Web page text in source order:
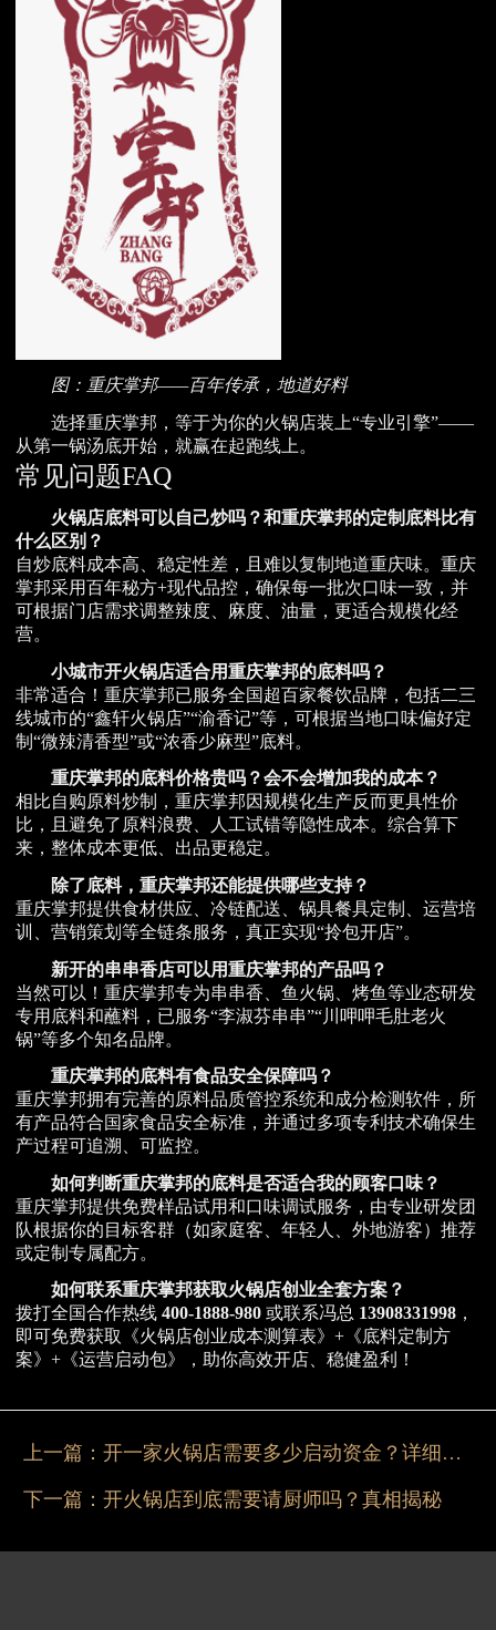
图：重庆掌邦——百年传承，地道好料
选择重庆掌邦，等于为你的火锅店装上“专业引擎”——
从第一锅汤底开始，就赢在起跑线上。
常见问题FAQ
火锅店底料可以自己炒吗？和重庆掌邦的定制底料比有
什么区别？
自炒底料成本高、稳定性差，且难以复制地道重庆味。重庆
掌邦采用百年秘方+现代品控，确保每一批次口味一致，并
可根据门店需求调整辣度、麻度、油量，更适合规模化经
营。
小城市开火锅店适合用重庆掌邦的底料吗？
非常适合！重庆掌邦已服务全国超百家餐饮品牌，包括二三
线城市的“鑫轩火锅店”“渝香记”等，可根据当地口味偏好定
制“微辣清香型”或“浓香少麻型”底料。
重庆掌邦的底料价格贵吗？会不会增加我的成本？
相比自购原料炒制，重庆掌邦因规模化生产反而更具性价
比，且避免了原料浪费、人工试错等隐性成本。综合算下
来，整体成本更低、出品更稳定。
除了底料，重庆掌邦还能提供哪些支持？
重庆掌邦提供食材供应、冷链配送、锅具餐具定制、运营培
训、营销策划等全链条服务，真正实现“拎包开店”。
新开的串串香店可以用重庆掌邦的产品吗？
当然可以！重庆掌邦专为串串香、鱼火锅、烤鱼等业态研发
专用底料和蘸料，已服务“李淑芬串串”“川呷呷毛肚老火
锅”等多个知名品牌。
重庆掌邦的底料有食品安全保障吗？
重庆掌邦拥有完善的原料品质管控系统和成分检测软件，所
有产品符合国家食品安全标准，并通过多项专利技术确保生
产过程可追溯、可监控。
如何判断重庆掌邦的底料是否适合我的顾客口味？
重庆掌邦提供免费样品试用和口味调试服务，由专业研发团
队根据你的目标客群（如家庭客、年轻人、外地游客）推荐
或定制专属配方。
如何联系重庆掌邦获取火锅店创业全套方案？
拨打全国合作热线 400-1888-980 或联系冯总 13908331998 ，
即可免费获取《火锅店创业成本测算表》+《底料定制方
案》+《运营启动包》，助你高效开店、稳健盈利！
上一篇： 开一家火锅店需要多少启动资金？详细预算指南
下一篇： 开火锅店到底需要请厨师吗？真相揭秘